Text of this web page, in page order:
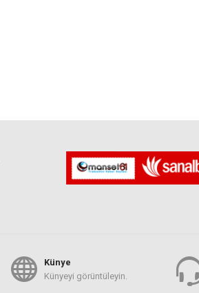
Künye
Künyeyi görüntüleyin.